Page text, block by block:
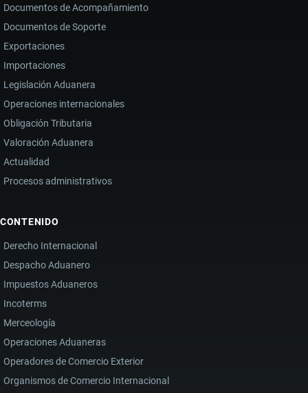
Documentos de Acompañamiento
Documentos de Soporte
Exportaciones
Importaciones
Legislación Aduanera
Operaciones internacionales
Obligación Tributaria
Valoración Aduanera
Actualidad
Procesos administrativos
CONTENIDO
Derecho Internacional
Despacho Aduanero
Impuestos Aduaneros
Incoterms
Merceología
Operaciones Aduaneras
Operadores de Comercio Exterior
Organismos de Comercio Internacional